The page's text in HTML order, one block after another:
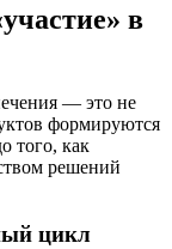
в
— это не
формируются
того, как
решений
цикл